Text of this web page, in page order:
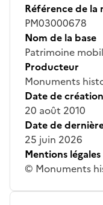
Référence de la
PM03000678
Nom de la base
Patrimoine
Producteur
Monuments
Date de
20 août 2010
Date de
25 juin 2026
Mentions légales
© Monuments